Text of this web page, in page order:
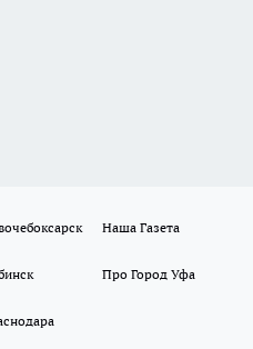
Наша Газета
Про Город Уфа